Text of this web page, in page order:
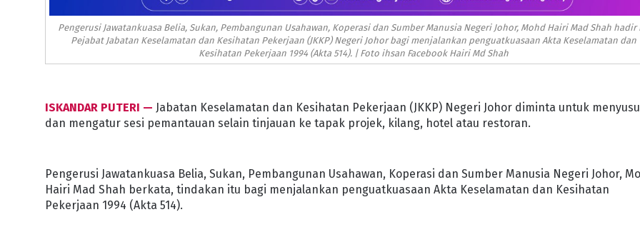
Pengerusi Jawatankuasa Belia, Sukan, Pembangunan Usahawan, Koperasi dan Sumber Manusia Negeri Johor, Mohd Hairi Mad Shah hadir
Pejabat Jabatan Keselamatan dan Kesihatan Pekerjaan (JKKP) Negeri Johor bagi menjalankan penguatkuasaan Akta Keselamatan dan
Kesihatan Pekerjaan 1994 (Akta 514). | Foto ihsan Facebook Hairi Md Shah
ISKANDAR PUTERI — Jabatan Keselamatan dan Kesihatan Pekerjaan (JKKP) Negeri Johor diminta untuk
dan mengatur sesi pemantauan selain tinjauan ke tapak projek, kilang, hotel atau restoran.
Pengerusi Jawatankuasa Belia, Sukan, Pembangunan Usahawan, Koperasi dan Sumber Manusia Negeri Johor,
Hairi Mad Shah berkata, tindakan itu bagi menjalankan penguatkuasaan Akta Keselamatan dan Kesihatan
Pekerjaan 1994 (Akta 514).